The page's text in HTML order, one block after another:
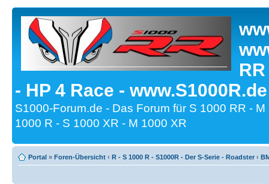
- HP 4 Race -
S1000-Forum.de - Das Forum für S 1000 RR -
1000 R - S 1000 XR - M 1000 XR
Portal » Foren-Übersicht ‹ R - S 1000 R - S1000R - Der S-Serie - Roadster ‹